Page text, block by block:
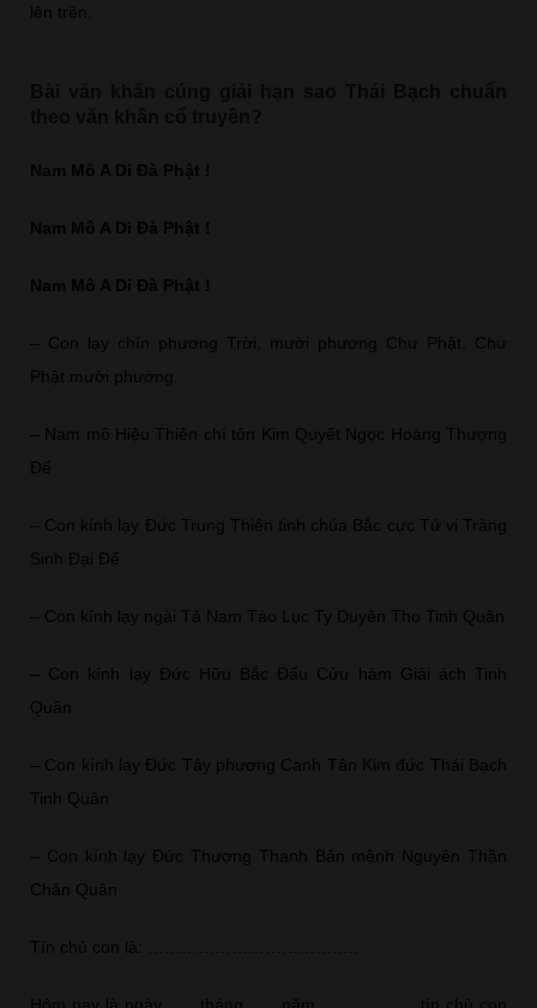
lên trên.
Nam Mô A Di Đà Phật !
Nam Mô A Di Đà Phật !
Nam Mô A Di Đà Phật !
– Con lạy chín phương Trời, mười phương Chư Phật, Chư
Phật mười phương.
– Nam mô Hiệu Thiên chí tôn Kim Quyết Ngọc Hoàng Thượng
Đế
– Con kính lạy Đức Trung Thiên tinh chúa Bắc cực Tử vi Tràng
Sinh Đại Đế
– Con kính lạy ngài Tả Nam Tào Lục Ty Duyên Thọ Tinh Quân
– Con kính lạy Đức Hữu Bắc Đẩu Cửu hàm Giải ách Tinh
Quân
– Con kính lạy Đức Tây phương Canh Tân Kim đức Thái Bạch
Tinh Quân
– Con kính lạy Đức Thượng Thanh Bản mệnh Nguyên Thần
Chân Quân
Tín chủ con là: ………………………………..
Hôm nay là ngày ….. tháng ….. năm …………….. tín chủ con